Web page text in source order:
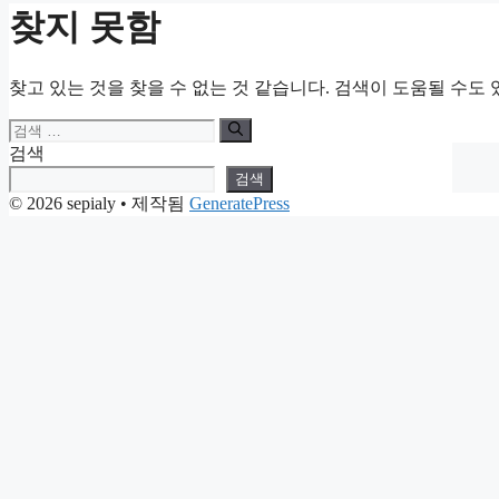
찾지 못함
찾고 있는 것을 찾을 수 없는 것 같습니다. 검색이 도움될 수도
검
색:
검색
검색
© 2026 sepialy • 제작됨 GeneratePress